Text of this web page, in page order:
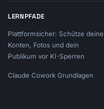
```
Very Formal:
"Dear Mr. Smith, I
"Hi John, I wanted
LERNPFADE
Plattformsicher: Schütze deine
Konten, Fotos und dein
Publikum vor KI-Sperren
Claude Cowork Grundlagen